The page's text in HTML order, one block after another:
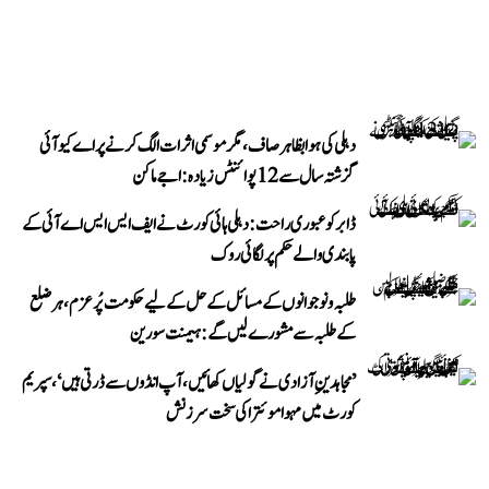
دہلی کی ہوا بظاہر صاف، مگر موسمی اثرات الگ کرنے پر اے کیو آئی
گزشتہ سال سے 12 پوائنٹس زیادہ: اجے ماکن
ڈابر کو عبوری راحت: دہلی ہائی کورٹ نے ایف ایس ایس اے آئی کے
پابندی والے حکم پر لگائی روک
طلبہ و نوجوانوں کے مسائل کے حل کے لیے حکومت پُرعزم، ہر ضلع
کے طلبہ سے مشورے لیں گے: ہیمنت سورین
’مجاہدینِ آزادی نے گولیاں کھائیں، آپ انڈوں سے ڈرتی ہیں‘، سپریم
کورٹ میں مہوا موئترا کی سخت سرزنش